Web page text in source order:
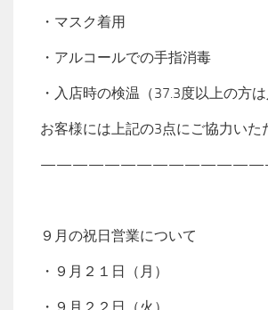
・マスク着用
・アルコールでの手指消毒
・入店時の検温（37.3度以上の方
お客様には上記の3点にご協力いた
９月の祝日営業について
・９月２１日（月）